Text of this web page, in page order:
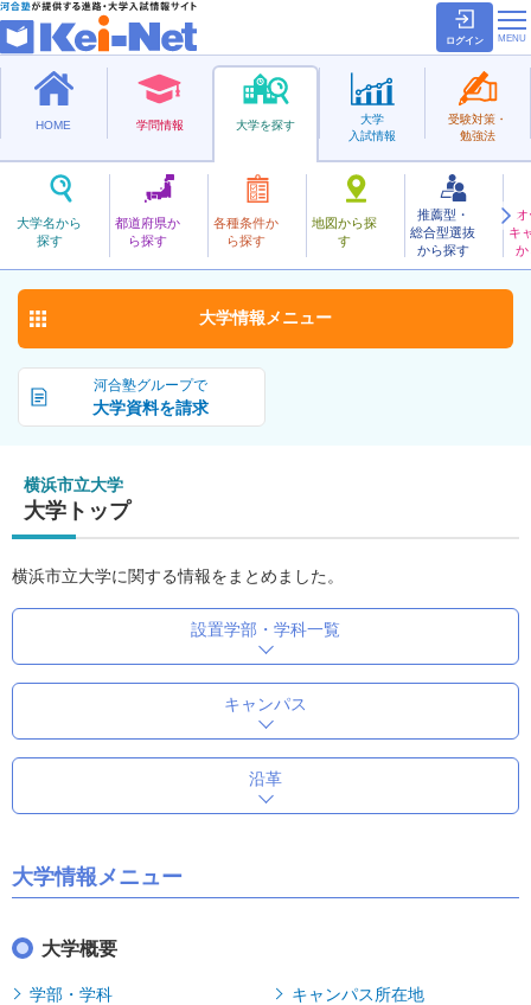
ログイン
HOME 学問情報 大学を探す
大学名から
探す
都道府県か
ら探す
各種条件か
ら探す
地図から探
す
推薦型・
総合型選抜
から探す
キ
か
大学
入試情報
受験対策・
勉強法
公立
よこはましりつ
横浜市立大学 お気に入り
河合塾グループで
大学資料を請求
大学情報 メニュー
横浜市立大学
大学トップ
横浜市立大学に関する情報をまとめました。
設置学部・学科一覧
キャンパス
沿革
大学情報メニュー
大学概要
学部・学科
キャンパス所在地